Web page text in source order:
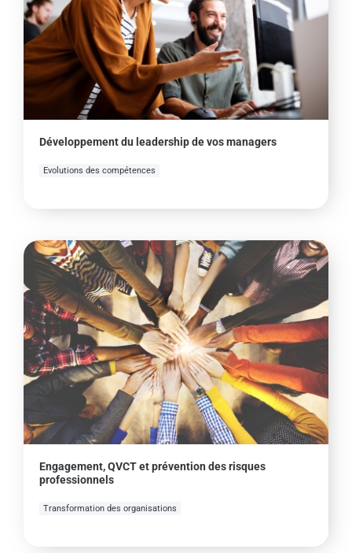
Développement du leadership de vos managers
Evolutions des compétences
Engagement, QVCT et prévention des risques
professionnels
Transformation des organisations